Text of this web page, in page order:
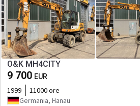
O&K MH4CITY
9 700 EUR
1999
11000 ore
Germania, Hanau